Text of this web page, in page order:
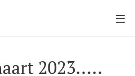
2023.....